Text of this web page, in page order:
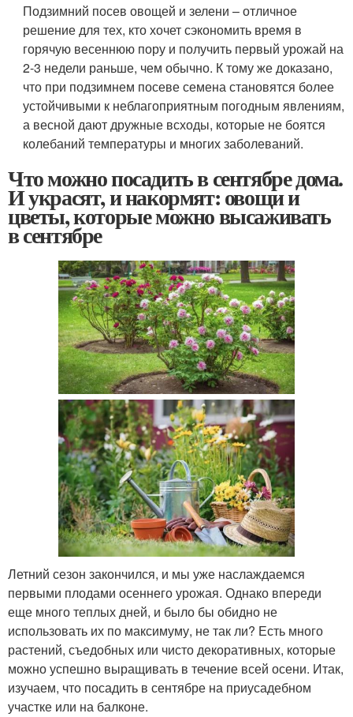
Подзимний посев овощей и зелени – отличное
решение для тех, кто хочет сэкономить время в
горячую весеннюю пору и получить первый урожай на
2-3 недели раньше, чем обычно. К тому же доказано,
что при подзимнем посеве семена становятся более
устойчивыми к неблагоприятным погодным явлениям,
а весной дают дружные всходы, которые не боятся
колебаний температуры и многих заболеваний.
Что можно посадить в сентябре дома.
И украсят, и накормят: овощи и
цветы, которые можно высаживать
в сентябре
Летний сезон закончился, и мы уже наслаждаемся
первыми плодами осеннего урожая. Однако впереди
еще много теплых дней, и было бы обидно не
использовать их по максимуму, не так ли? Есть много
растений, съедобных или чисто декоративных, которые
можно успешно выращивать в течение всей осени. Итак,
изучаем, что посадить в сентябре на приусадебном
участке или на балконе.